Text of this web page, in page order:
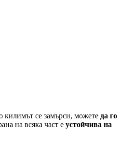
килимът се замърси, можете да го
на всяка част е устойчива на